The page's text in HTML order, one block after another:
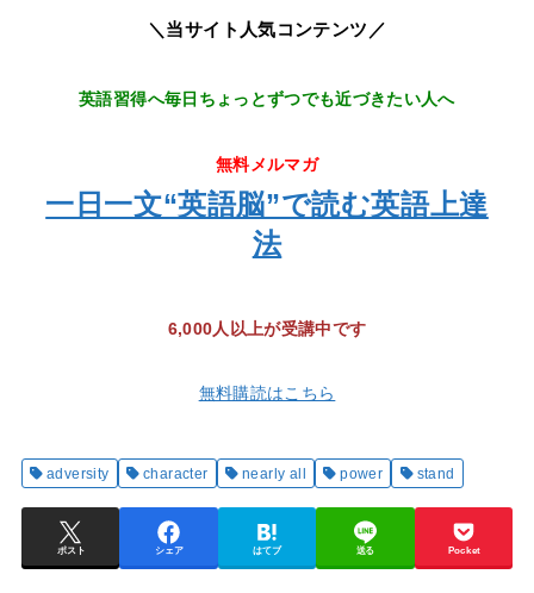
＼当サイト人気コンテンツ／
英語習得へ毎日ちょっとずつでも近づきたい人へ
無料メルマガ
一日一文“英語脳”で読む英語上達
法
6,000人以上が受講中です
無料購読はこちら
adversity character nearly all power stand
ポスト シェア はてブ 送る Pocket